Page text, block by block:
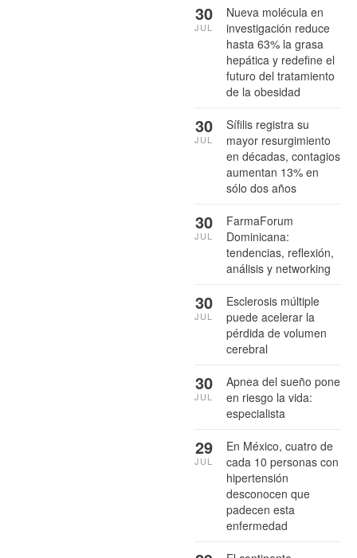
Nueva molécula en
investigación reduce
hasta 63% la grasa
hepática y redefine el
futuro del tratamiento
de la obesidad
30
JUL
Sífilis registra su
mayor resurgimiento
en décadas, contagios
aumentan 13% en
sólo dos años
30
JUL
FarmaForum
Dominicana:
tendencias, reflexión,
análisis y networking
30
JUL
Esclerosis múltiple
puede acelerar la
pérdida de volumen
cerebral
30
JUL
Apnea del sueño pone
en riesgo la vida:
especialista
30
JUL
En México, cuatro de
cada 10 personas con
hipertensión
desconocen que
padecen esta
enfermedad
29
JUL